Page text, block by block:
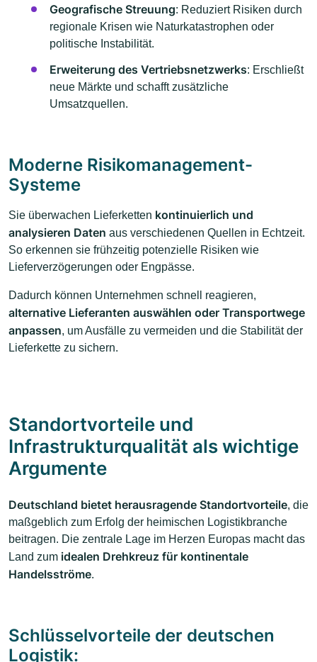
Geografische Streuung: Reduziert Risiken durch
regionale Krisen wie Naturkatastrophen oder
politische Instabilität.
Erweiterung des Vertriebsnetzwerks: Erschließt
neue Märkte und schafft zusätzliche
Umsatzquellen.
Moderne Risikomanagement-
Systeme
Sie überwachen Lieferketten kontinuierlich und
analysieren Daten aus verschiedenen Quellen in Echtzeit.
So erkennen sie frühzeitig potenzielle Risiken wie
Lieferverzögerungen oder Engpässe.
Dadurch können Unternehmen schnell reagieren,
alternative Lieferanten auswählen oder Transportwege
anpassen, um Ausfälle zu vermeiden und die Stabilität der
Lieferkette zu sichern.
Standortvorteile und
Infrastrukturqualität als wichtige
Argumente
Deutschland bietet herausragende Standortvorteile, die
maßgeblich zum Erfolg der heimischen Logistikbranche
beitragen. Die zentrale Lage im Herzen Europas macht das
Land zum idealen Drehkreuz für kontinentale
Handelsströme.
Schlüsselvorteile der deutschen
Logistik: